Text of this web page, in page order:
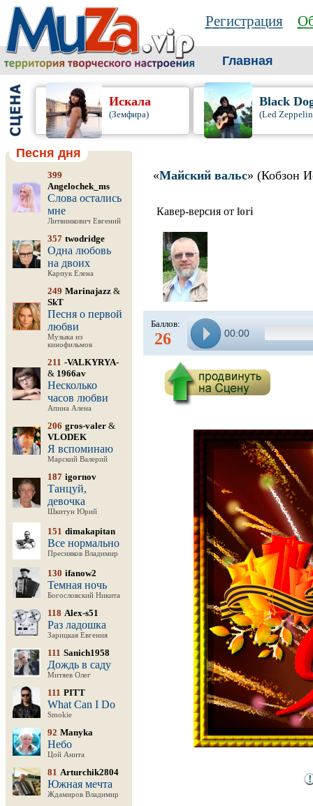
Регистрация
Главная
Искала
(Земфира)
Black
(Led
Песня дня
399
Angelochek_ms
Слова остались
мне
Литвинкович Евгений
357 twodridge
Одна любовь
на двоих
Карпук Елена
249 Marinajazz &
SkT
Песня о первой
любви
Музыка из
кинофильмов
211 -VALKYRYA-
& 1966av
Несколько
часов любви
Апина Алена
206 gros-valer &
VLODEK
Я вспоминаю
Марский Валерий
187 igornov
Танцуй,
девочка
Шкитун Юрий
151 dimakapitan
Все нормально
Пресняков Владимир
130 ifanow2
Темная ночь
Богословский Никита
118 Alex-s51
Раз ладошка
Зарицкая Евгения
111 Sanich1958
Дождь в саду
Митяев Олег
111 PITT
What Can I Do
Smokie
92 Manyka
Небо
Цой Анита
81 Arturchik2804
Южная мечта
Ждамиров Владимир
«Майский вальс» (Кобзон
Кавер-версия от lori
Баллов:
26 00:00